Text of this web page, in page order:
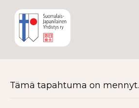
Tämä tapahtuma on mennyt.